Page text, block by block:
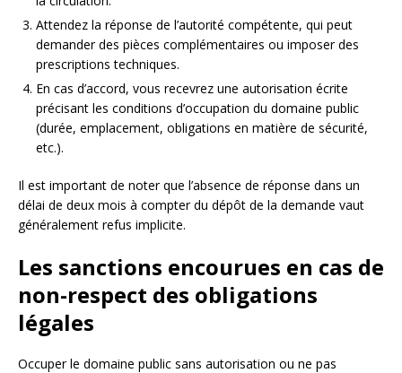
Attendez la réponse de l’autorité compétente, qui peut
demander des pièces complémentaires ou imposer des
prescriptions techniques.
En cas d’accord, vous recevrez une autorisation écrite
précisant les conditions d’occupation du domaine public
(durée, emplacement, obligations en matière de sécurité,
etc.).
Il est important de noter que l’absence de réponse dans un
délai de deux mois à compter du dépôt de la demande vaut
généralement refus implicite.
Les sanctions encourues en cas de
non-respect des obligations
légales
Occuper le domaine public sans autorisation ou ne pas